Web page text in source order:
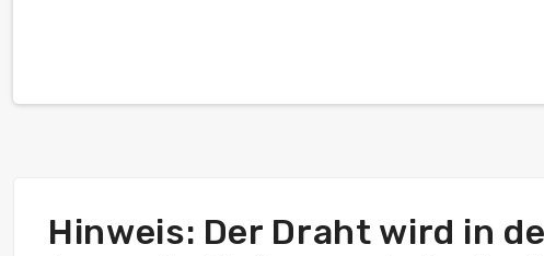
Hinweis: Der Draht wird in